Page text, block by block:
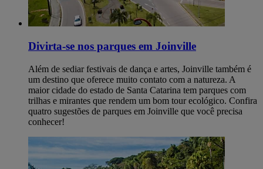
Divirta-se nos parques em Joinville
Além de sediar festivais de dança e artes, Joinville também é
um destino que oferece muito contato com a natureza. A
maior cidade do estado de Santa Catarina tem parques com
trilhas e mirantes que rendem um bom tour ecológico. Confira
quatro sugestões de parques em Joinville que você precisa
conhecer!